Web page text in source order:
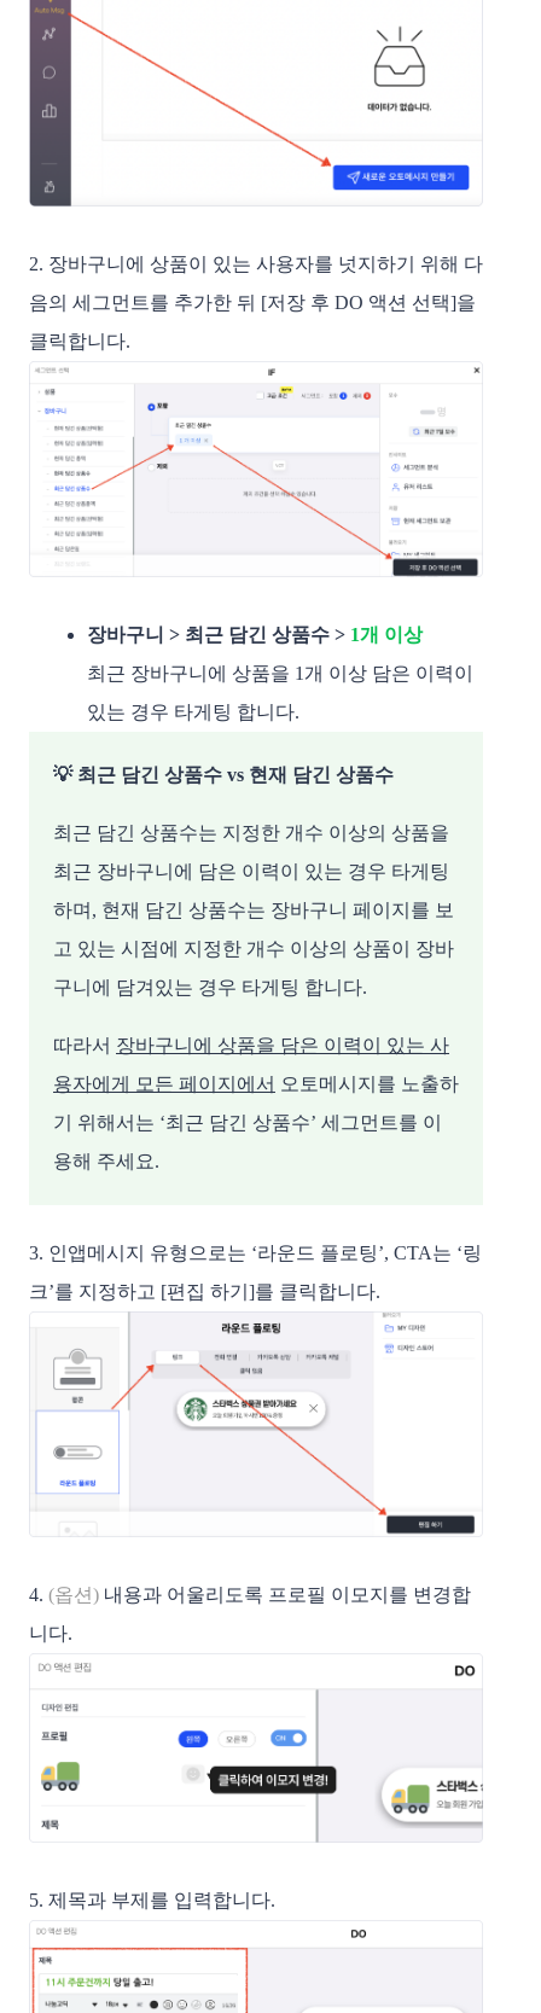
2. 장바구니에 상품이 있는 사용자를 넛지하기 위해 다
음의 세그먼트를 추가한 뒤 [저장 후 DO 액션 선택]을
클릭합니다.
장바구니 > 최근 담긴 상품수 > 1개 이상
최근 장바구니에 상품을 1개 이상 담은 이력이
있는 경우 타게팅 합니다.
💡 최근 담긴 상품수 vs 현재 담긴 상품수
최근 담긴 상품수는 지정한 개수 이상의 상품을
최근 장바구니에 담은 이력이 있는 경우 타게팅
하며, 현재 담긴 상품수는 장바구니 페이지를 보
고 있는 시점에 지정한 개수 이상의 상품이 장바
구니에 담겨있는 경우 타게팅 합니다.
따라서 장바구니에 상품을 담은 이력이 있는 사
용자에게 모든 페이지에서 오토메시지를 노출하
기 위해서는 ‘최근 담긴 상품수’ 세그먼트를 이
용해 주세요.
3. 인앱메시지 유형으로는 ‘라운드 플로팅’, CTA는 ‘링
크’를 지정하고 [편집 하기]를 클릭합니다.
4. (옵션) 내용과 어울리도록 프로필 이모지를 변경합
니다.
5. 제목과 부제를 입력합니다.